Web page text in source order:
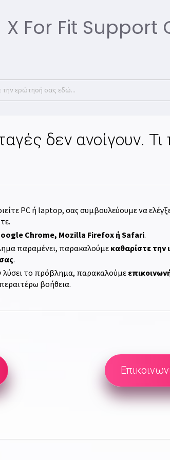
X For Fit Support
δεν ανοίγουν.
PC ή laptop, σας συμβουλεύουμε να
Chrome, Mozilla Firefox ή Safari.
παραμένει, παρακαλούμεκαθαρίστε την
.
λύσει το πρόβλημα, παρακαλούμε
βοήθεια.